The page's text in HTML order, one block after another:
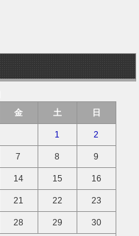
金 土 日
1 2
7 8 9
14 15 16
21 22 23
28 29 30